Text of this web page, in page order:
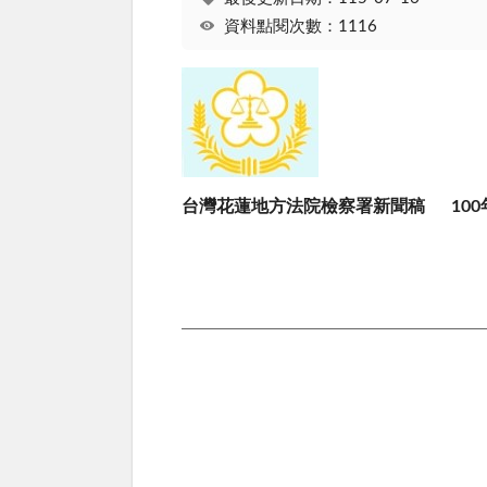
資料點閱次數：1116
台灣花蓮地方法院檢察署新聞稿 100